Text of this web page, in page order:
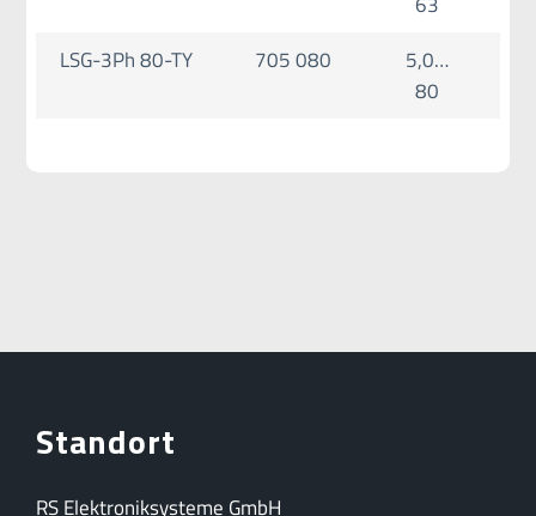
LSG-3Ph 80-TY
705 080
5,0…
80
Standort
RS Elektroniksysteme GmbH